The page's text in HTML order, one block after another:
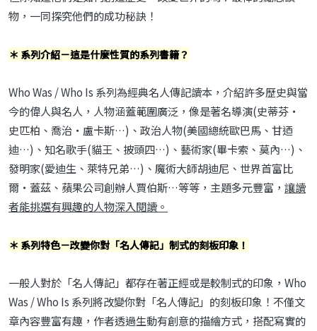
物，一同探究他們的成功秘訣！
＊ 系列介紹－這是什麼性質的系列書籍？
Who Was / Who Is 系列為經典名人傳記讀本，介紹許多歷史與當
今的偉人與名人，人物涵蓋範圍廣泛，像是著名導演(史蒂芬‧
史匹柏、喬治‧盧卡斯…)、政治人物(美國總統歐巴馬、甘迺
迪…)、知名歌手(貓王、披頭四…)、藝術家(畢卡索、莫內…)、
發明家(愛迪生、萊特兄弟…)、魔術大師胡迪尼、世界首富比
爾‧蓋茲、蘋果公司創辦人賈伯斯…等等，主題多元豐富， 讓讀
者能挑選有興趣的人物深入閱讀。
＊ 系列特色－改變你對「名人傳記」制式的刻板印象！
一般人對於「名人傳記」都存在著正經或是較制式的印象，Who
Was / Who Is 系列將改變你對「名人傳記」的刻板印象！不僅文
章內容豐富有趣，作者透過生動有創意的描繪方式，搭配寫實的